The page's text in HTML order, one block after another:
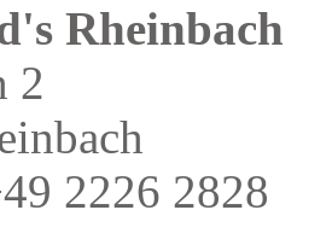
Rheinbach
2
2226 2828